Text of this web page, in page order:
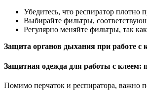
Убедитесь, что респиратор плотно
Выбирайте фильтры,
Регулярно меняйте фильтры, так
Защита органов дыхания при работе с
Защитная одежда для работы с клеем:
Помимо перчаток и респиратора, важно